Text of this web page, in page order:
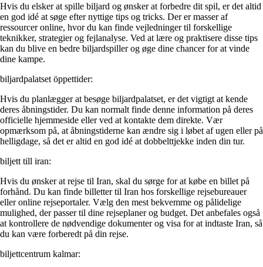
Hvis du elsker at spille biljard og ønsker at forbedre dit spil, er det altid
en god idé at søge efter nyttige tips og tricks. Der er masser af
ressourcer online, hvor du kan finde vejledninger til forskellige
teknikker, strategier og fejlanalyse. Ved at lære og praktisere disse tips
kan du blive en bedre biljardspiller og øge dine chancer for at vinde
dine kampe.
biljardpalatset öppettider:
Hvis du planlægger at besøge biljardpalatset, er det vigtigt at kende
deres åbningstider. Du kan normalt finde denne information på deres
officielle hjemmeside eller ved at kontakte dem direkte. Vær
opmærksom på, at åbningstiderne kan ændre sig i løbet af ugen eller på
helligdage, så det er altid en god idé at dobbelttjekke inden din tur.
biljett till iran:
Hvis du ønsker at rejse til Iran, skal du sørge for at købe en billet på
forhånd. Du kan finde billetter til Iran hos forskellige rejsebureauer
eller online rejseportaler. Vælg den mest bekvemme og pålidelige
mulighed, der passer til dine rejseplaner og budget. Det anbefales også
at kontrollere de nødvendige dokumenter og visa for at indtaste Iran, så
du kan være forberedt på din rejse.
biljettcentrum kalmar: